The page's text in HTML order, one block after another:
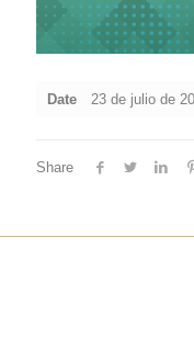
Date 23 de julio de
Share